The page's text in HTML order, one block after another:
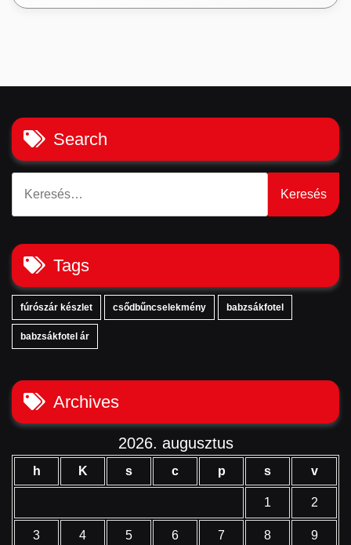
Search
Tags
fúrószár készlet csődbűncselekmény babzsákfotel
babzsákfotel ár
Archives
2026. augusztus
h K s c p s v
1 2
3 4 5 6 7 8 9